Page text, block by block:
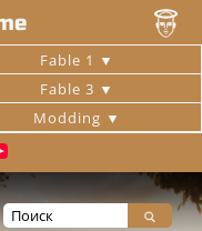
Fable 1
Fable 3
Modding